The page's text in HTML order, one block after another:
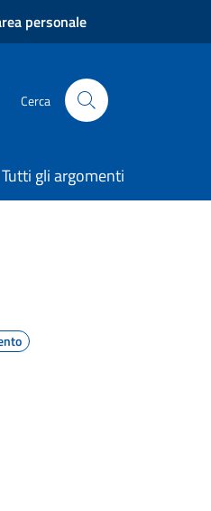
personale
Cerca
Tutti gli argomenti